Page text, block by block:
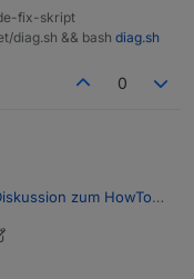
is running
:
: web
Berlin (CEST,
user.target
fix-skript
diag.sh && bash diag.sh
0
zum HowTo